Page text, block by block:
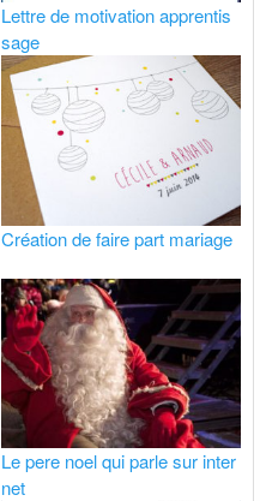
Lettre de motivation apprentis
sage
Création de faire part mariage
Le pere noel qui parle sur inter
net